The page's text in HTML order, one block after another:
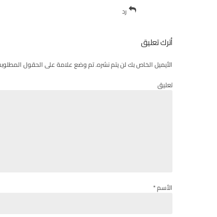
رد
أترك تعليق
الأيميل الخاص بك لن يتم نشره. تم وضع علامة على الحقول
تعليق
الأسم *